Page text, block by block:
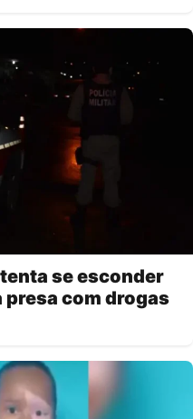
se esconder
presa com drogas